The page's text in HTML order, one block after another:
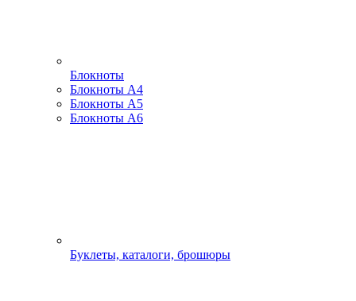
Блокноты
Блокноты А4
Блокноты А5
Блокноты А6
Буклеты, каталоги, брошюры